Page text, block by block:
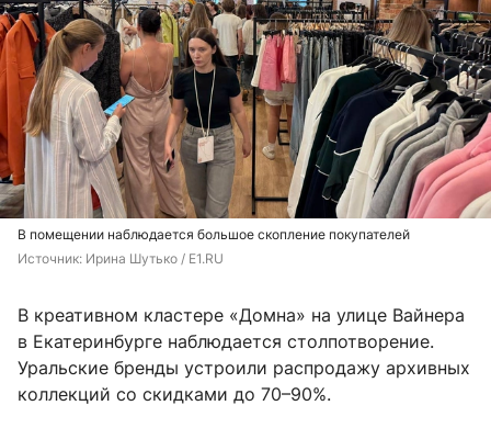
В помещении наблюдается большое скопление покупателей
Источник: Ирина Шутько / E1.RU
В креативном кластере «Домна» на улице Вайнера
в Екатеринбурге наблюдается столпотворение.
Уральские бренды устроили распродажу архивных
коллекций со скидками до 70–90%.